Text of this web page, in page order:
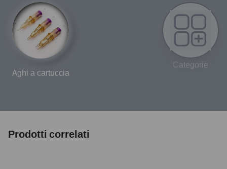
Aghi a cartuccia
Categorie
Prodotti correlati